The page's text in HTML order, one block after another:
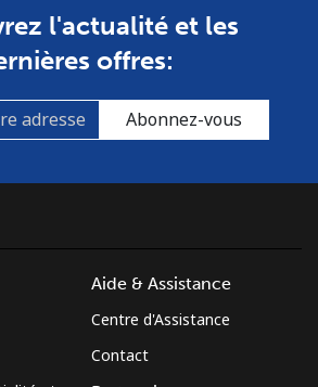
l'actualité et les
offres:
Abonnez-vous
Aide & Assistance
Centre d'Assistance
Contact